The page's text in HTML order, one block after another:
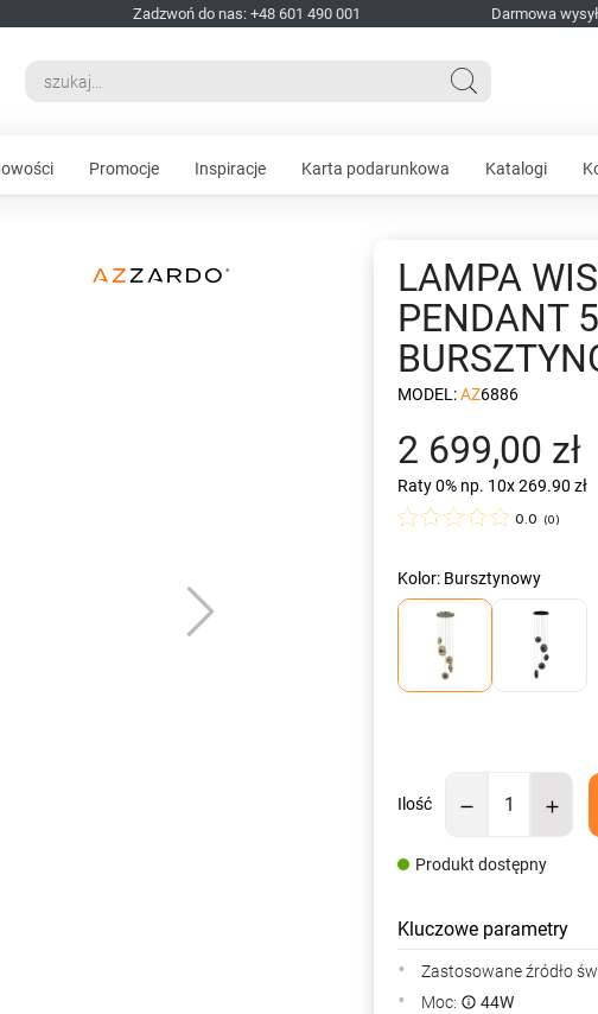
Zadzwoń do nas: +48 601 490 001 Darmowa
Promocje Inspiracje Karta podarunkowa Katalogi
LAMPA
PENDANT
MODEL:AZ6886
2 699,00 zł
Raty 0% np. 10x 269.90 zł
0.0 (0)
Kolor: Bursztynowy
Ilość
Produkt dostępny
Kluczowe parametry
Zastosowane źródło
Moc:
44W